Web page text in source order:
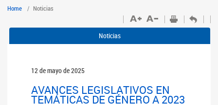
Home Noticias
Noticias
12 de mayo de 2025
AVANCES LEGISLATIVOS EN
TEMÁTICAS DE GÉNERO A 2023